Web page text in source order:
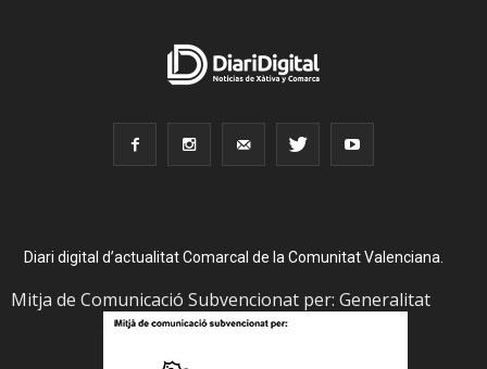
Diari digital d’actualitat Comarcal de la Comunitat Valenciana.
Mitja de Comunicació Subvencionat per: Generalitat